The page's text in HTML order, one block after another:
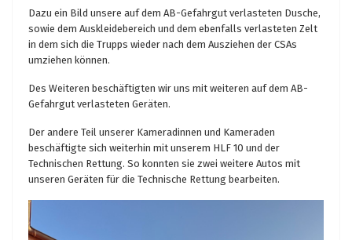
Dazu ein Bild unsere auf dem AB-Gefahrgut verlasteten Dusche,
sowie dem Auskleidebereich und dem ebenfalls verlasteten Zelt
in dem sich die Trupps wieder nach dem Ausziehen der CSAs
umziehen können.
Des Weiteren beschäftigten wir uns mit weiteren auf dem AB-
Gefahrgut verlasteten Geräten.
Der andere Teil unserer Kameradinnen und Kameraden
beschäftigte sich weiterhin mit unserem HLF 10 und der
Technischen Rettung. So konnten sie zwei weitere Autos mit
unseren Geräten für die Technische Rettung bearbeiten.